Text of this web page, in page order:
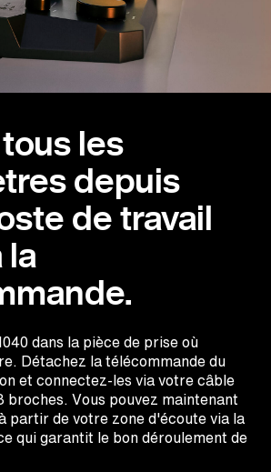
les
depuis
de travail
la
dans la pièce de prise où
Détachez la télécommande du
et connectez-les via votre câble
broches. Vous pouvez maintenant
partir de votre zone d'écoute via la
qui garantit le bon déroulement de